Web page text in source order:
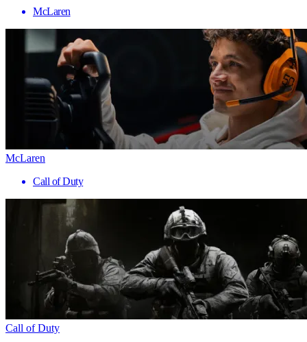
McLaren
McLaren
Call of Duty
Call of Duty